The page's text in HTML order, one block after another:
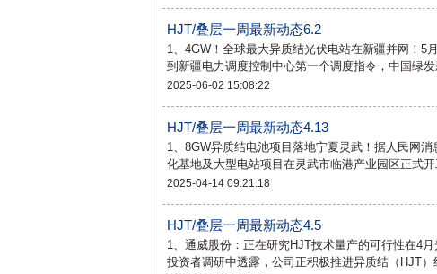
HJT/叠层一周最新动态6.2
1、4GW！全球最大异质结光伏电站在新疆并网！5
到新疆电力调度控制中心第一个调度指令，中国绿
2025-06-02 15:08:22
HJT/叠层一周最新动态4.13
1、8GW异质结电池项目落地宁夏灵武！据人民网
化基地及大型电站项目在灵武市临港产业园区正式
2025-04-14 09:21:18
HJT/叠层一周最新动态4.5
1、通威股份：正在研究HJT技术量产的可行性在4
投资者调研中透露，公司正积极推进异质结（HJT